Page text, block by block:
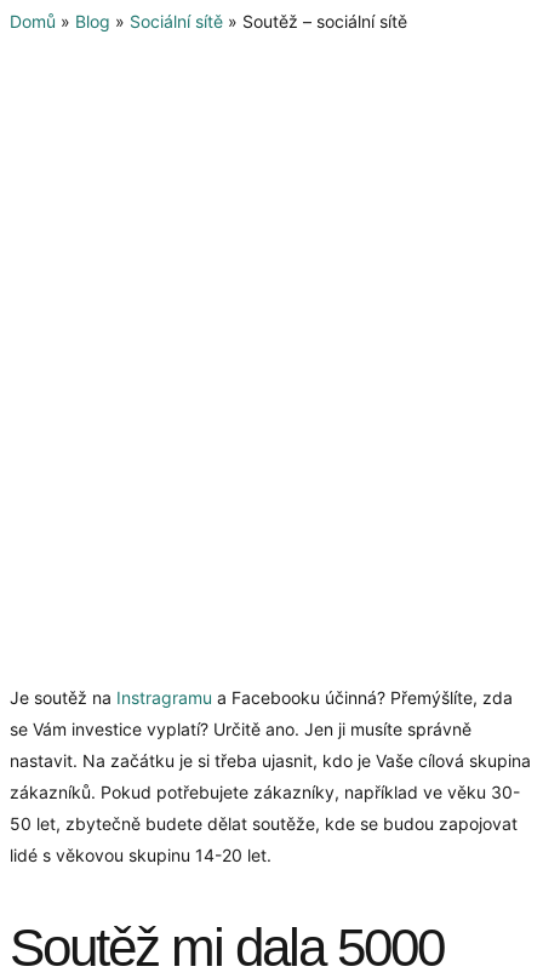
Domů » Blog » Sociální sítě » Soutěž – sociální sítě
Je soutěž na Instragramu a Facebooku účinná? Přemýšlíte, zda
se Vám investice vyplatí? Určitě ano. Jen ji musíte správně
nastavit. Na začátku je si třeba ujasnit, kdo je Vaše cílová skupina
zákazníků. Pokud potřebujete zákazníky, například ve věku 30-
50 let, zbytečně budete dělat soutěže, kde se budou zapojovat
lidé s věkovou skupinu 14-20 let.
Soutěž mi dala 5000